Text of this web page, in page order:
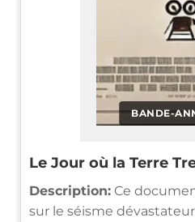
BANDE-
Le Jour où la Terre
Description: Ce
sur le séisme